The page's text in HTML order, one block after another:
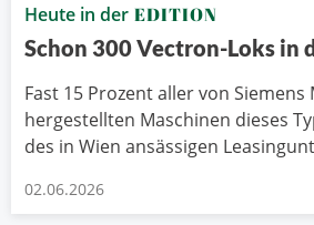
Heute in der EDITION
Schon 300 Vectron-Loks in
Fast 15 Prozent aller von Siemens
hergestellten Maschinen dieses
des in Wien ansässigen
02.06.2026